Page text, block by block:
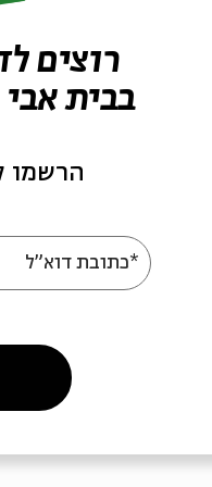
רוצים
בבית אבי
הרשמו
*כתובת דוא"ל